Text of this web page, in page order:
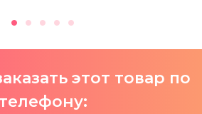
этот товар по
телефону: